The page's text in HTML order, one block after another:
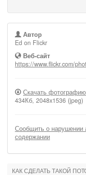
Автор
Ed on Flickr
Веб-сайт
https://www.flickr.com/
Скачать
434Кб, 2048x1536 (jpeg)
Сообщить о нарушении
содержании
КАК СДЕЛАТЬ ТАКОЙ